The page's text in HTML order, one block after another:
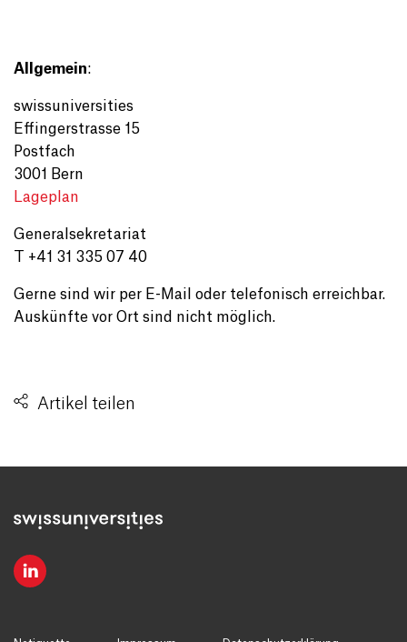
Allgemein:
swissuniversities
Effingerstrasse 15
Postfach
3001 Bern
Lageplan
Generalsekretariat
T +41 31 335 07 40
Gerne sind wir per E-Mail oder telefonisch erreichbar.
Auskünfte vor Ort sind nicht möglich.
Artikel teilen